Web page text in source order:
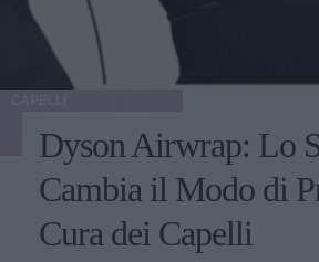
Dyson Airwrap: Lo
Cambia il Modo di
Cura dei Capelli